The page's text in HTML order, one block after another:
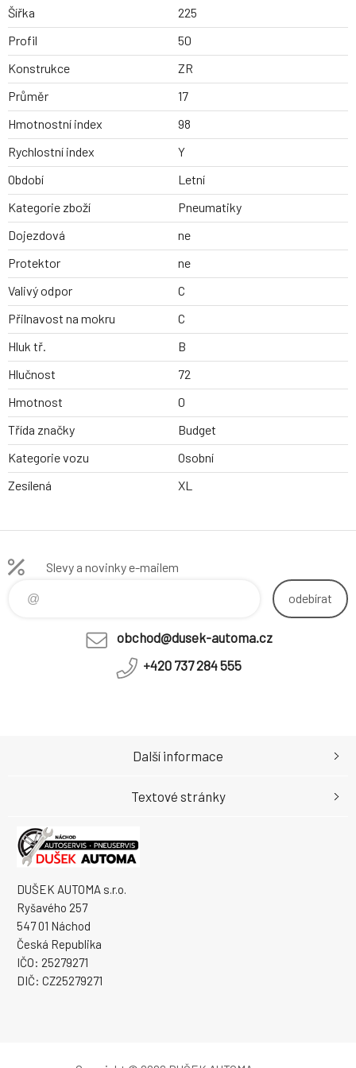
Šířka
225
Profil
50
Konstrukce
ZR
Průměr
17
Hmotnostní index
98
Rychlostní index
Y
Období
Letní
Kategorie zboží
Pneumatiky
Dojezdová
ne
Protektor
ne
Valivý odpor
C
Přilnavost na mokru
C
Hluk tř.
B
Hlučnost
72
Hmotnost
0
Třída značky
Budget
Kategorie vozu
Osobní
Zesílená
XL
Slevy a novinky e-mailem
odebírat
obchod@dusek-automa.cz
+420 737 284 555
DUŠEK AUTOMA s.r.o.
Ryšavého 257
547 01 Náchod
Česká Republika
IČO: 25279271
DIČ: CZ25279271
Další informace
Textové stránky